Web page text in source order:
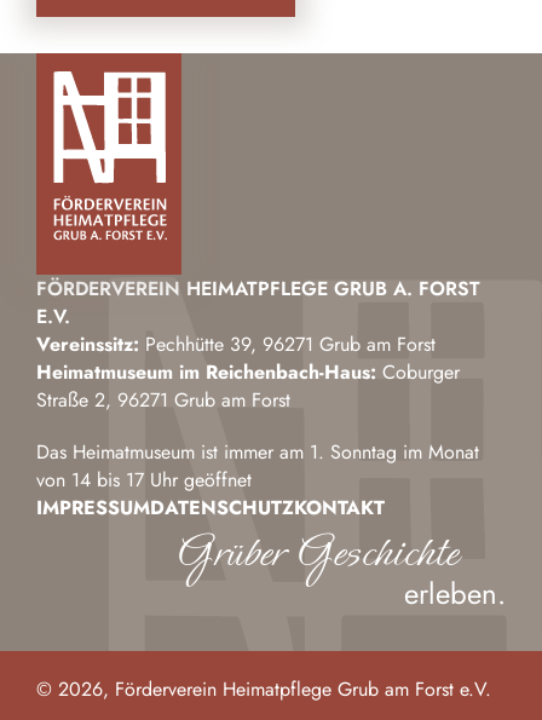
FÖRDERVEREIN HEIMATPFLEGE GRUB A. FORST
E.V.
Vereinssitz: Pechhütte 39, 96271 Grub am Forst
Heimatmuseum im Reichenbach-Haus: Coburger
Straße 2, 96271 Grub am Forst
Das Heimatmuseum ist immer am 1. Sonntag im Monat
von 14 bis 17 Uhr geöffnet
IMPRESSUMDATENSCHUTZKONTAKT
Grüber Geschichte
erleben.
© 2026, Förderverein Heimatpflege Grub am Forst e.V.